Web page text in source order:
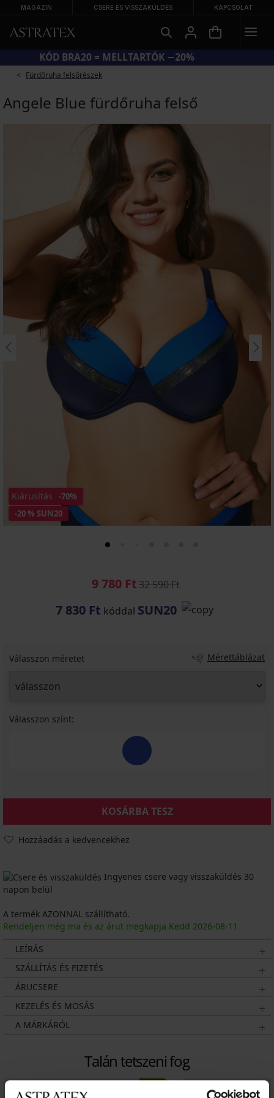
MAGAZIN CSERE ÉS VISSZAKÜLDÉS KAPCSOLAT
KÓD BRA20 = MELLTARTÓK −20%
Fürdőruha felsőrészek
Angele Blue fürdőruha felső
-20 % SUN20
Kiárusítás -70%
9 780 Ft32 590 Ft
7 830 Ft kóddal SUN20
Válasszon méretet Mérettáblázat
Válasszon színt:
KOSÁRBA TESZ
Hozzáadás a kedvencekhez
Ingyenes csere vagy visszaküldés 30
napon belül
A termék AZONNAL szállítható.
Rendeljen még ma és az árut megkapja Kedd 2026-08-11
LEÍRÁS
SZÁLLÍTÁS ÉS FIZETÉS
ÁRUCSERE
KEZELÉS ÉS MOSÁS
A MÁRKÁRÓL
Talán tetszeni fog